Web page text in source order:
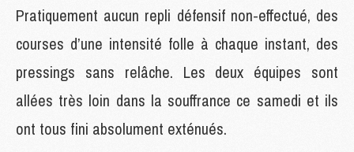
Pratiquement aucun repli défensif non-effectué, des
courses d’une intensité folle à chaque instant, des
pressings sans relâche. Les deux équipes sont
allées très loin dans la souffrance ce samedi et ils
ont tous fini absolument exténués.